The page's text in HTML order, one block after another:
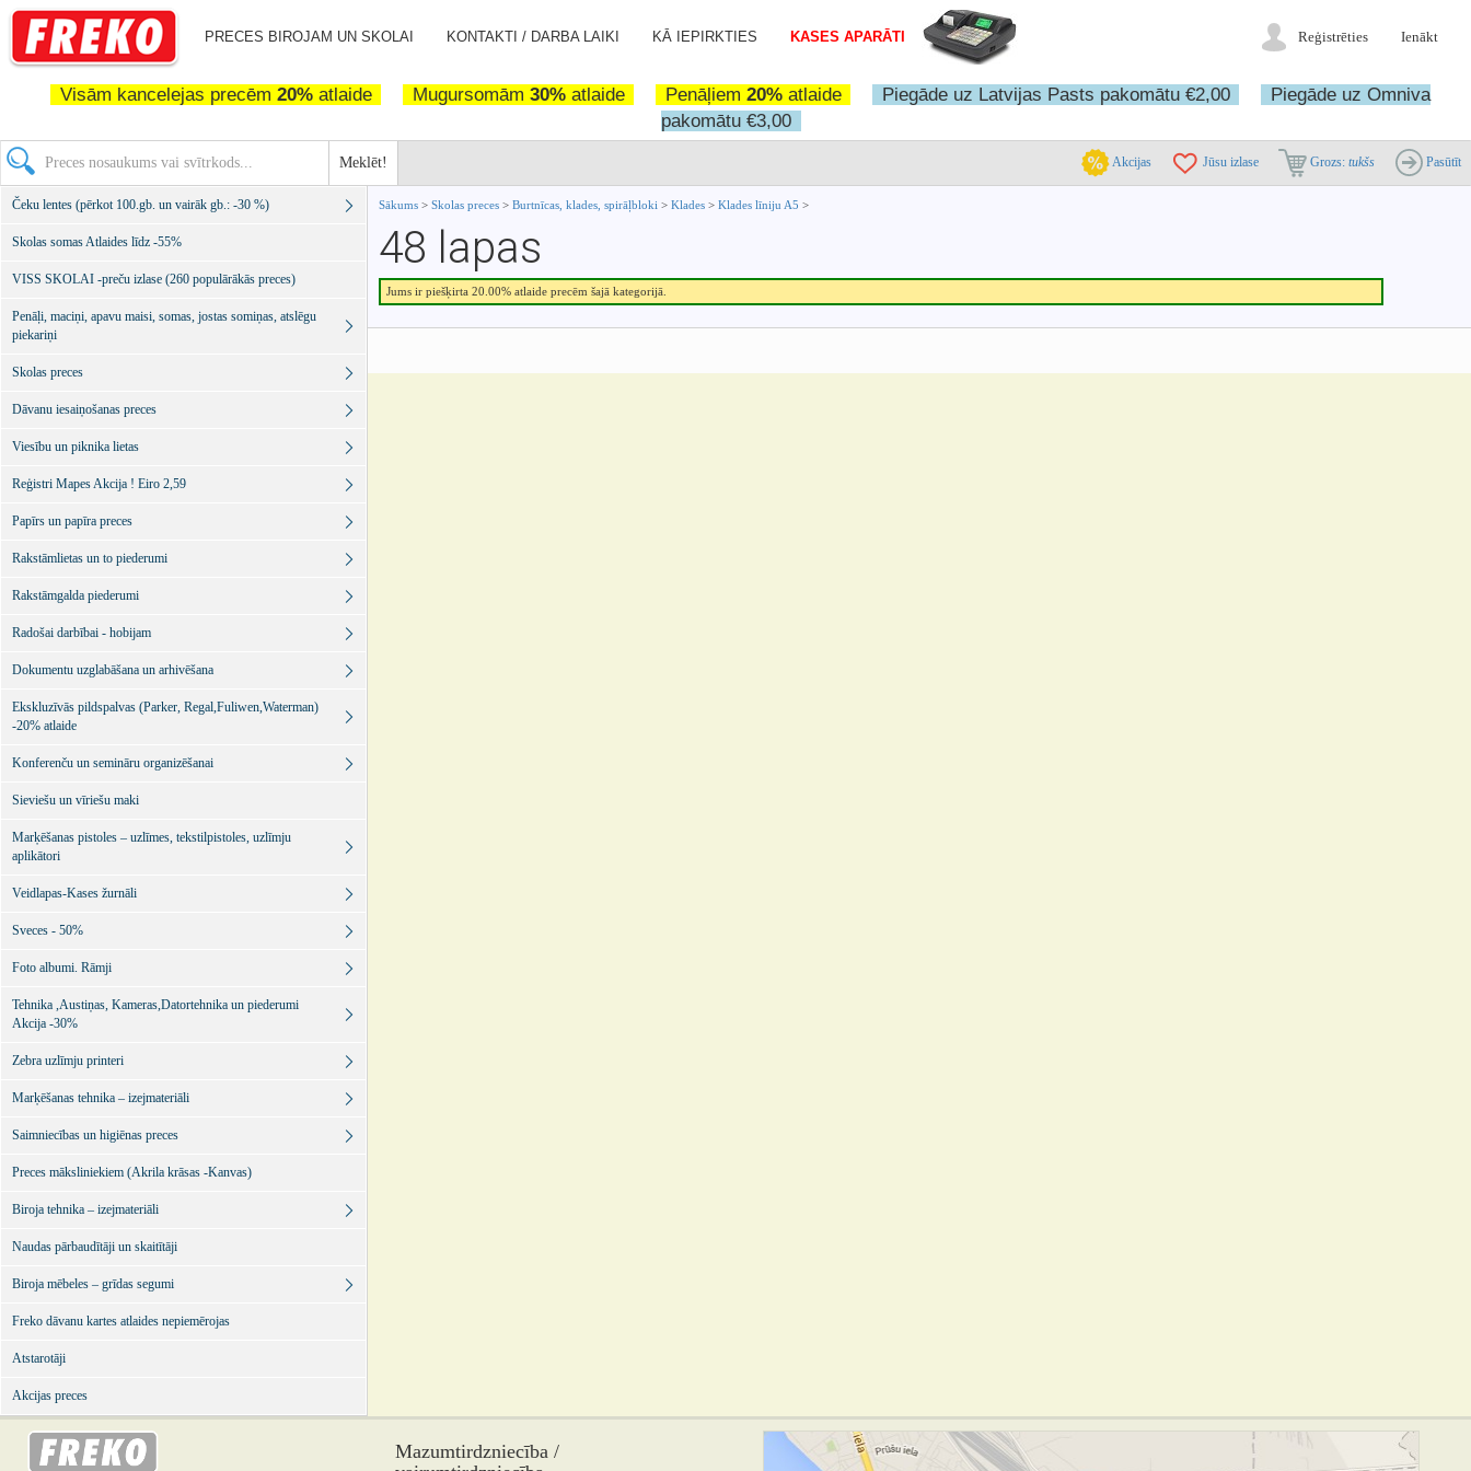
PRECES BIROJAM UN SKOLAI KONTAKTI / DARBA LAIKI KĀ IEPIRKTIES KASES APARĀTI Reģistrēties Ienākt
Visām kancelejas precēm 20%atlaide Mugursomām 30%atlaide Penāļiem 20%atlaide Piegāde uz Latvijas Pasts pakomātu €2,00
Piegāde uz Omniva
pakomātu €3,00
Meklēt! Akcijas Jūsu izlase Grozs: tukšs Pasūtīt
Sākums > Skolas preces > Burtnīcas, klades, spirāļbloki > Klades > Klades līniju A5 >
48 lapas
Jums ir piešķirta 20.00% atlaide precēm šajā kategorijā.
Čeku lentes (pērkot 100.gb. un vairāk gb.: -30 %)
Skolas somas Atlaides līdz -55%
VISS SKOLAI -preču izlase (260 populārākās preces)
Penāļi, maciņi, apavu maisi, somas, jostas somiņas, atslēgu
piekariņi
Skolas preces
Dāvanu iesaiņošanas preces
Viesību un piknika lietas
Reģistri Mapes Akcija ! Eiro 2,59
Papīrs un papīra preces
Rakstāmlietas un to piederumi
Rakstāmgalda piederumi
Radošai darbībai - hobijam
Dokumentu uzglabāšana un arhivēšana
Ekskluzīvās pildspalvas (Parker, Regal,Fuliwen,Waterman)
-20% atlaide
Konferenču un semināru organizēšanai
Sieviešu un vīriešu maki
Marķēšanas pistoles – uzlīmes, tekstilpistoles, uzlīmju
aplikātori
Veidlapas-Kases žurnāli
Sveces - 50%
Foto albumi. Rāmji
Tehnika ,Austiņas, Kameras,Datortehnika un piederumi
Akcija -30%
Zebra uzlīmju printeri
Marķēšanas tehnika – izejmateriāli
Saimniecības un higiēnas preces
Preces māksliniekiem (Akrila krāsas -Kanvas)
Biroja tehnika – izejmateriāli
Naudas pārbaudītāji un skaitītāji
Biroja mēbeles – grīdas segumi
Freko dāvanu kartes atlaides nepiemērojas
Atstarotāji
Akcijas preces
Mazumtirdzniecība /